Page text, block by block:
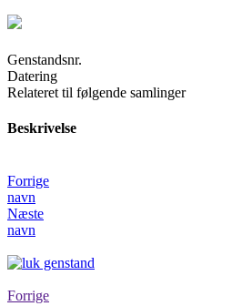
Genstandsnr.
Datering
Relateret til følgende samlinger
Beskrivelse
Forrige
navn
Næste
navn
Forrige